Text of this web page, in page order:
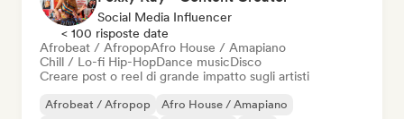
Social Media Influencer
< 100 risposte date
Afrobeat / AfropopAfro House / Amapiano
Chill / Lo-fi Hip-HopDance musicDisco
Creare post o reel di grande impatto sugli artisti
Afrobeat / Afropop Afro House / Amapiano